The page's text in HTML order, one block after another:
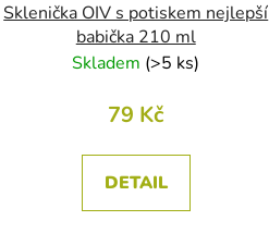
Sklenička OIV s potiskem nejlepší
babička 210 ml
Skladem (>5 ks)
79 Kč
DETAIL